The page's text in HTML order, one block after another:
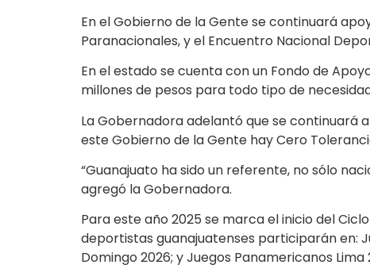
En el Gobierno de la Gente se continuará
Paranacionales, y el Encuentro Nacional
En el estado se cuenta con un Fondo de
millones de pesos para todo tipo de
La Gobernadora adelantó que se continuará
este Gobierno de la Gente hay Cero
“Guanajuato ha sido un referente, no sólo
agregó la Gobernadora.
Para este año 2025 se marca el inicio del
deportistas guanajuatenses participarán en:
Domingo 2026; y Juegos Panamericanos Lima